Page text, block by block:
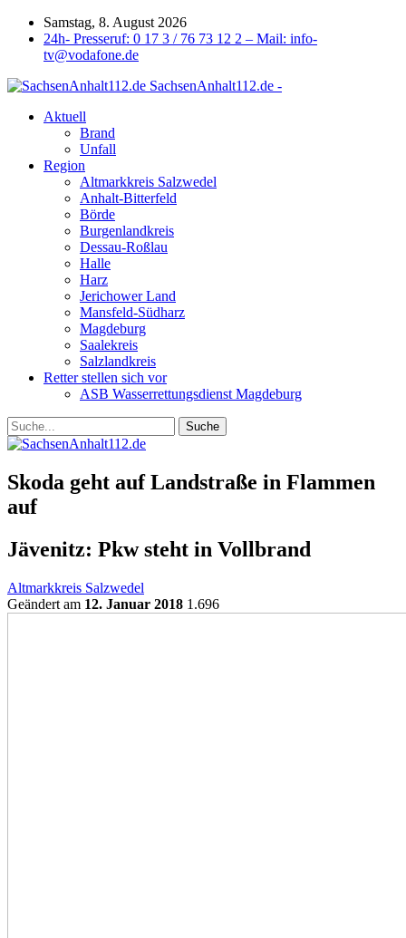
Samstag, 8. August 2026
24h- Presseruf: 0 17 3 / 76 73 12 2 – Mail: info-
tv@vodafone.de
SachsenAnhalt112.de -
Aktuell
Brand
Unfall
Region
Altmarkkreis Salzwedel
Anhalt-Bitterfeld
Börde
Burgenlandkreis
Dessau-Roßlau
Halle
Harz
Jerichower Land
Mansfeld-Südharz
Magdeburg
Saalekreis
Salzlandkreis
Retter stellen sich vor
ASB Wasserrettungsdienst Magdeburg
Skoda geht auf Landstraße in Flammen
auf
Jävenitz: Pkw steht in Vollbrand
Altmarkkreis Salzwedel
Geändert am 12. Januar 2018 1.696